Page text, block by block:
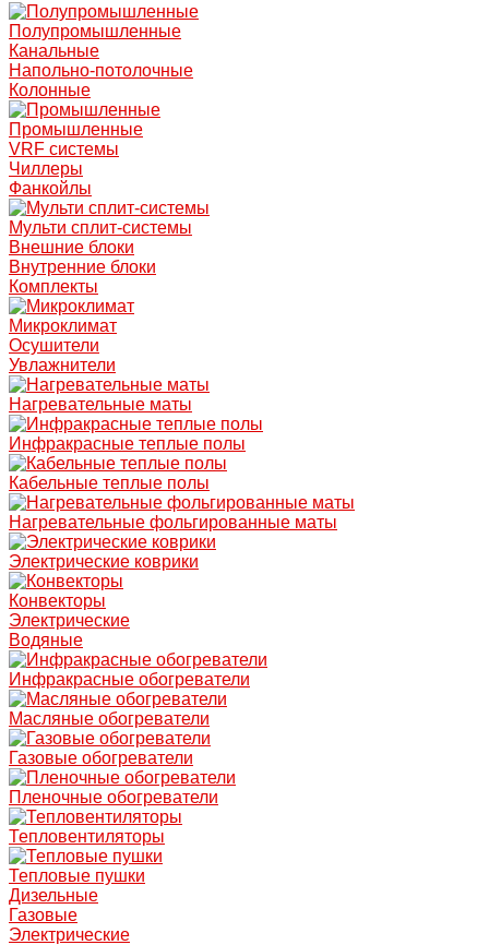
Полупромышленные
Канальные
Напольно-потолочные
Колонные
Промышленные
VRF системы
Чиллеры
Фанкойлы
Мульти сплит-системы
Внешние блоки
Внутренние блоки
Комплекты
Микроклимат
Осушители
Увлажнители
Нагревательные маты
Инфракрасные теплые полы
Кабельные теплые полы
Нагревательные фольгированные маты
Электрические коврики
Конвекторы
Электрические
Водяные
Инфракрасные обогреватели
Масляные обогреватели
Газовые обогреватели
Пленочные обогреватели
Тепловентиляторы
Тепловые пушки
Дизельные
Газовые
Электрические